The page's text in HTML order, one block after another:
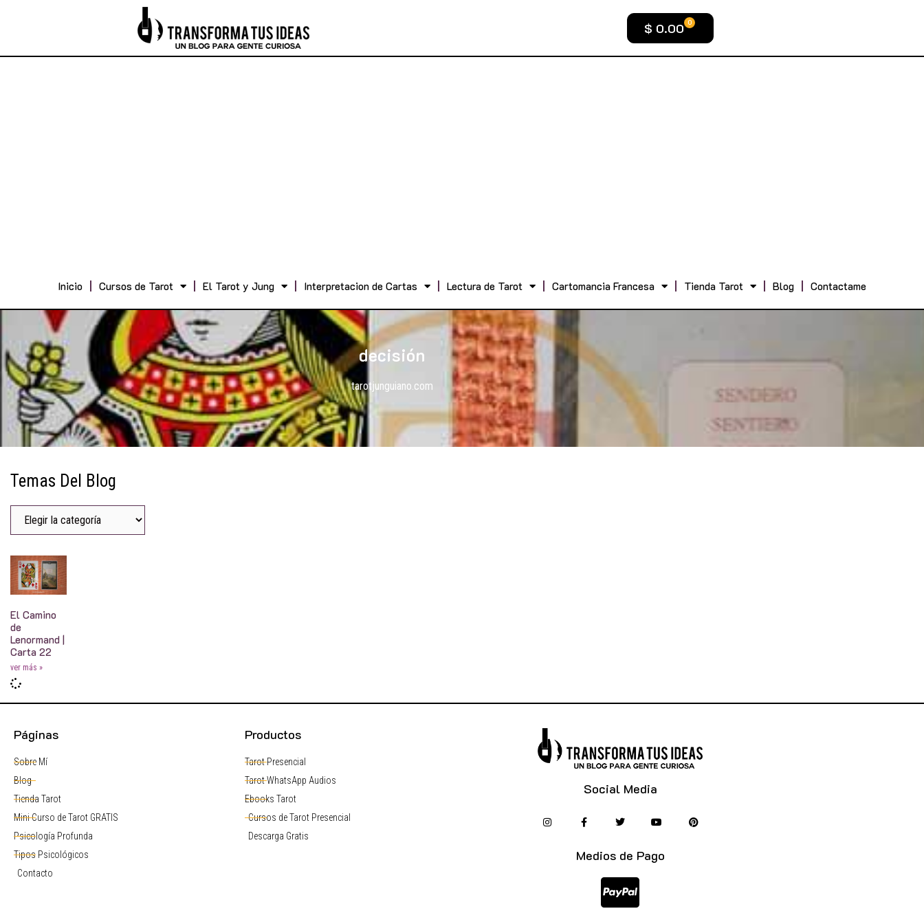
$ 0.00 0
Inicio Cursos de Tarot El Tarot y Jung Interpretacion de Cartas Lectura de Tarot Cartomancia Francesa Tienda Tarot Blog Contactame
decisión
tarotjunguiano.com
Temas Del Blog
El Camino
de
Lenormand |
Carta 22
ver más »
Páginas
Sobre Mí
Blog
Tienda Tarot
Mini Curso de Tarot GRATIS
Psicología Profunda
Tipos Psicológicos
Contacto
Productos
Tarot Presencial
Tarot WhatsApp Audios
Ebooks Tarot
Cursos de Tarot Presencial
Descarga Gratis
Social Media
Medios de Pago